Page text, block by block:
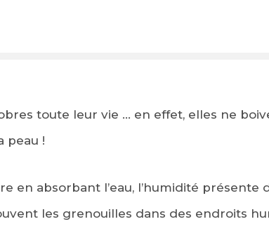
toute leur vie … en effet, elles ne
peau !
en absorbant l’eau, l’humidité présente
les grenouilles dans des endroits